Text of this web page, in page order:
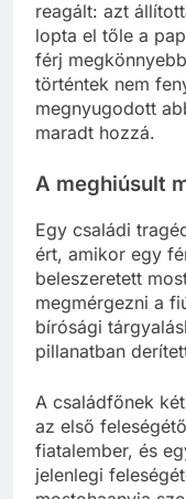
reagált: azt
lopta el tőle a
férj
történtek nem
megnyugodott
maradt hozzá.
A meghiúsult
Egy családi
ért, amikor egy
beleszeretett
megmérgezni a
bírósági
pillanatban
A családfőnek
az első
fiatalember, és
jelenlegi